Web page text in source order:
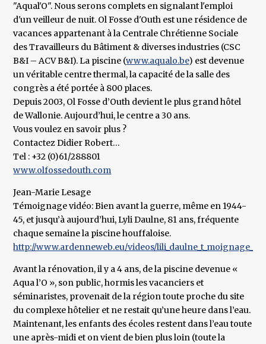
"Aqual'O". Nous serons complets en signalant l'emploi
d'un veilleur de nuit. Ol Fosse d'Outh est une résidence de
vacances appartenant à la Centrale Chrétienne Sociale
des Travailleurs du Bâtiment & diverses industries (CSC
B&I – ACV B&I). La piscine (www.aqualo.be) est devenue
un véritable centre thermal, la capacité de la salle des
congrès a été portée à 800 places.
Depuis 2003, Ol Fosse d’Outh devient le plus grand hôtel
de Wallonie. Aujourd’hui, le centre a 30 ans.
Vous voulez en savoir plus ?
Contactez Didier Robert…
Tel : +32 (0)61/288801
www.olfossedouth.com
Jean-Marie Lesage
Témoignage vidéo: Bien avant la guerre, même en 1944-
45, et jusqu’à aujourd’hui, Lyli Daulne, 81 ans, fréquente
chaque semaine la piscine houffaloise.
http://www.ardenneweb.eu/videos/
Avant la rénovation, il y a 4 ans, de la piscine devenue «
Aqua l’O », son public, hormis les vacanciers et
séminaristes, provenait de la région toute proche du site
du complexe hôtelier et ne restait qu’une heure dans l’eau.
Maintenant, les enfants des écoles restent dans l’eau toute
une après-midi et on vient de bien plus loin (toute la